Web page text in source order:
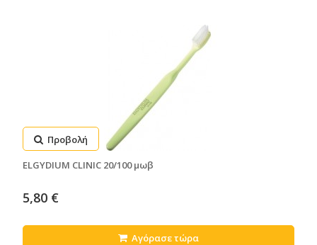
Προβολή
ELGYDIUM CLINIC 20/100 μωβ
5,80 €
Αγόρασε τώρα